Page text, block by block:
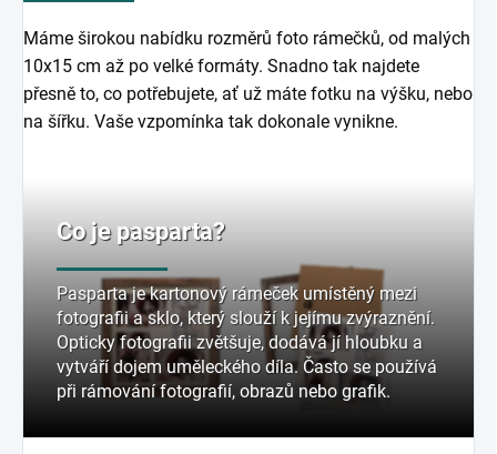
Máme širokou nabídku rozměrů foto rámečků, od malých
10x15 cm až po velké formáty. Snadno tak najdete
přesně to, co potřebujete, ať už máte fotku na výšku, nebo
na šířku. Vaše vzpomínka tak dokonale vynikne.
Co je pasparta?
Pasparta je kartonový rámeček umístěný mezi
fotografii a sklo, který slouží k jejímu zvýraznění.
Opticky fotografii zvětšuje, dodává jí hloubku a
vytváří dojem uměleckého díla. Často se používá
při rámování fotografií, obrazů nebo grafik.